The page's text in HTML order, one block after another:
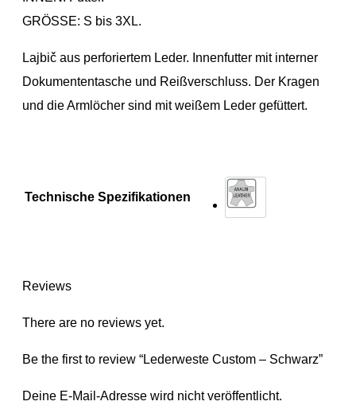
GRÖSSE: S bis 3XL.
Lajbič aus perforiertem Leder. Innenfutter mit interner
Dokumententasche und Reißverschluss. Der Kragen
und die Armlöcher sind mit weißem Leder gefüttert.
Technische Spezifikationen
Reviews
There are no reviews yet.
Be the first to review “Lederweste Custom – Schwarz”
Deine E-Mail-Adresse wird nicht veröffentlicht.